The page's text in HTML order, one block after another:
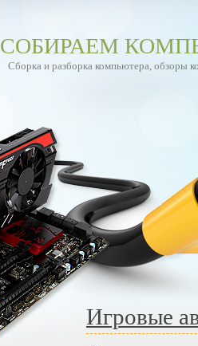
СОБИРАЕМ
Сборка и разборка компьютера, обзоры
Игровые